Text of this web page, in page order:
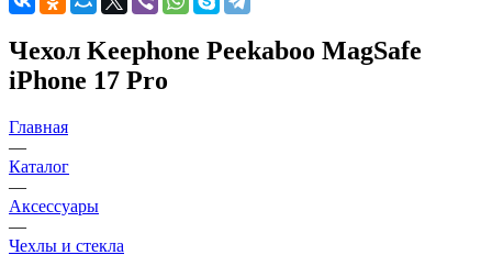
Чехол Keephone Peekaboo MagSafe
iPhone 17 Pro
Главная
—
Каталог
—
Аксессуары
—
Чехлы и стекла